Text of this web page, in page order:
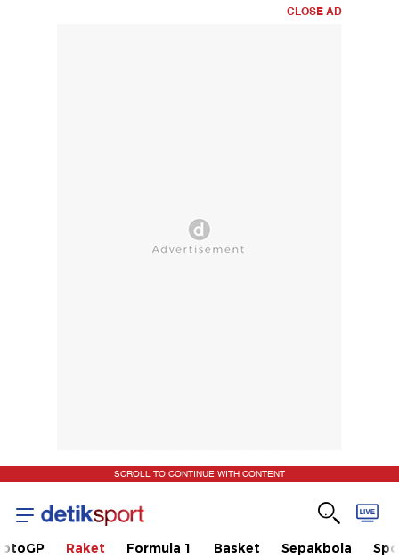
CLOSE AD
SCROLL TO CONTINUE WITH CONTENT
Raket Formula 1 Basket Sepakbola